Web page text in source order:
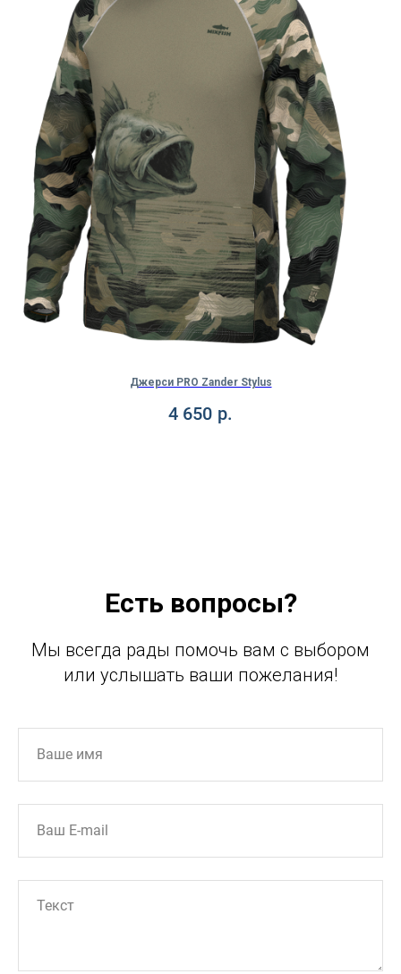
Джерси PRO Zander Stylus
4 650 р.
Есть вопросы?
Мы всегда рады помочь вам с выбором
или услышать ваши пожелания!